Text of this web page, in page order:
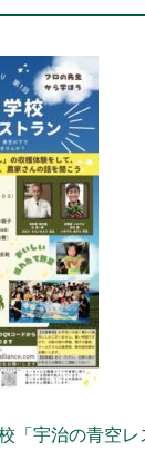
「宇治の青空レ